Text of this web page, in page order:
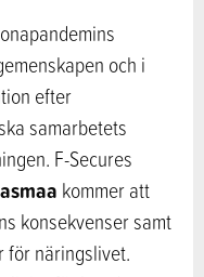
och i
efter
samarbetets
F-Secures
kommer att
konsekvenser samt
för näringslivet.